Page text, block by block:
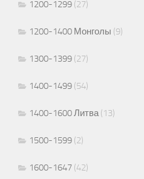
1200-1299 (27)
1200-1400 Монголы (9)
1300-1399 (27)
1400-1499 (54)
1400-1600 Литва(13)
1500-1599 (2)
1600-1647 (42)